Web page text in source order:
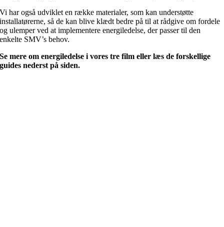
Vi har også udviklet en række materialer, som kan understøtte
installatørerne, så de kan blive klædt bedre på til at rådgive om fordele
og ulemper ved at implementere energiledelse, der passer til den
enkelte SMV’s behov.
Se mere om energiledelse i vores tre film eller læs de forskellige
guides nederst på siden.